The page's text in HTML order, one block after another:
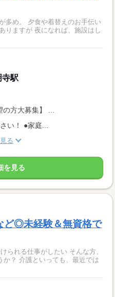
のお手伝い
りますが 夜になれば、施設はし
寺駅
方大募集】 ...
い！ ●家庭...
る
を見る
ど◎未経験＆無資格で
仕事がしたい そんな方、
近では